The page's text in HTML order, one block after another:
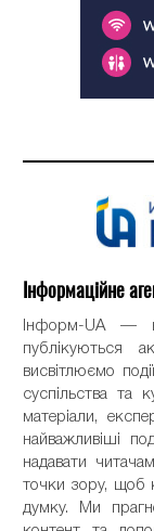
Інформаційне
Інформ-UA —
публікуються
висвітлюємо
суспільства та
матеріали,
найважливіші
надавати
точки зору, щоб
думку. Ми